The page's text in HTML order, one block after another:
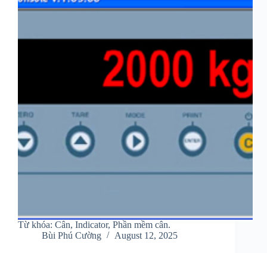
Từ khóa: Cân, Indicator, Phần mềm cân.
Bùi Phú Cường
August 12, 2025